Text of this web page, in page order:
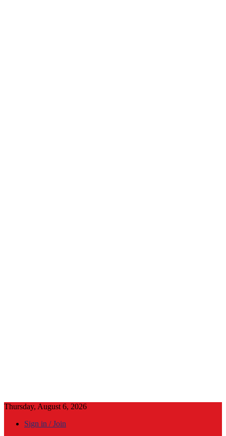
Thursday, August 6, 2026
Sign in / Join